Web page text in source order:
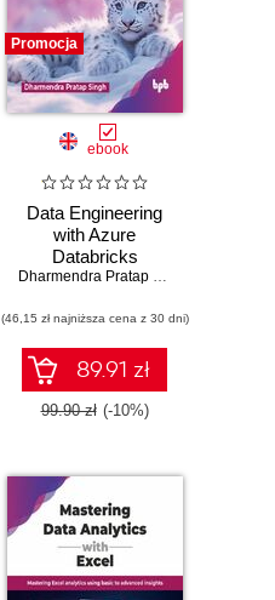
Promocja
ebook
Data Engineering
with Azure
Databricks
Dharmendra Pratap Singh
(46,15 zł najniższa cena z 30 dni)
89.91 zł
99.90 zł (-10%)